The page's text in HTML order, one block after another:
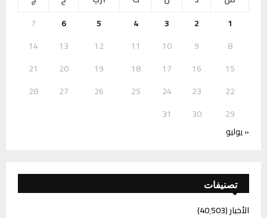
1
2
3
4
5
6
7
8
9
10
11
12
13
14
15
16
17
18
19
20
21
22
23
24
25
26
27
28
29
30
31
« يوليو
تصنيفات
الأخبار(40٬503)